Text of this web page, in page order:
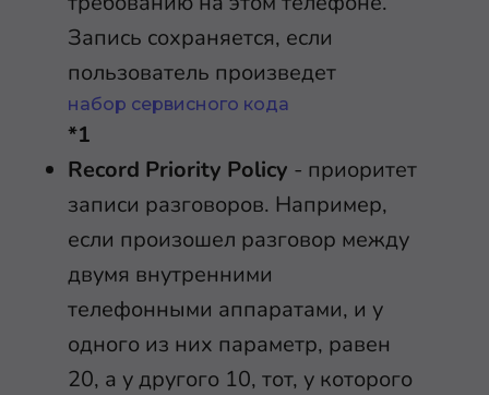
Запись сохраняется, если
пользователь произведет
набор сервисного кода
*1
Record Priority Policy - приоритет
записи разговоров. Например,
если произошел разговор между
двумя внутренними
телефонными аппаратами, и у
одного из них параметр, равен
20, а у другого 10, тот, у которого